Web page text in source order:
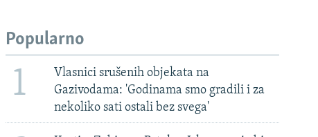
Popularno
1
Vlasnici srušenih objekata na
Gazivodama: 'Godinama smo gradili i za
nekoliko sati ostali bez svega'